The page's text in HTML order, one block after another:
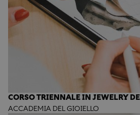
CORSO TRIENNALE IN JEWELRY
ACCADEMIA DEL GIOIELLO